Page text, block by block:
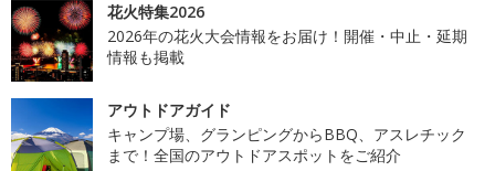
花火特集2026
2026年の花火大会情報をお届け！開催・中止・延期
情報も掲載
アウトドアガイド
キャンプ場、グランピングからBBQ、アスレチック
まで！全国のアウトドアスポットをご紹介